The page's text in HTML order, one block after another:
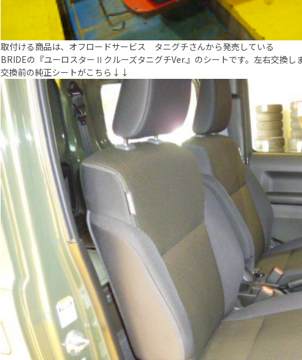
取付ける商品は、オフロードサービス タニグチさんから発売している
BRIDEの『ユーロスターⅡクルーズタニグチVer.』のシートです。左右交換し
交換前の純正シートがこちら↓↓